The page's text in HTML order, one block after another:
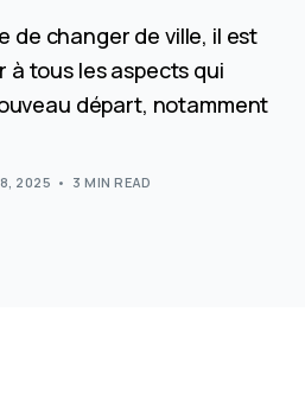
de changer de ville, il est
tous les aspects qui
départ, notamment
2025 3 MIN READ